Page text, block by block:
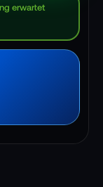
erwartet